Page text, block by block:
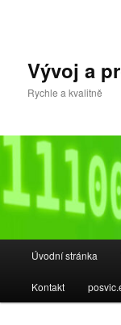
paneluVývoj a
Rychle a kvalitně
navigační
Úvodní stránka
Kontakt